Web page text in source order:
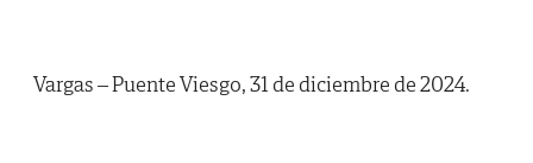
Vargas – Puente Viesgo, 31 de diciembre de 2024.